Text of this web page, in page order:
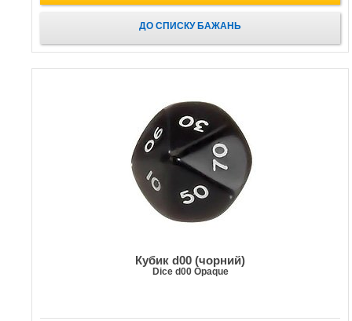
ДО СПИСКУ БАЖАНЬ
Кубик d00 (чорний)
Dice d00 Opaque